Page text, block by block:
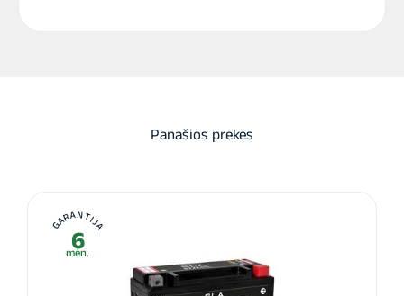
Panašios prekės
GARANTIJA
6
mėn.